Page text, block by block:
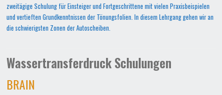
zweitägige Schulung für Einsteiger und Fortgeschrittene mit vielen Praxisbeispielen
und vertieften Grundkenntnissen der Tönungsfolien. In diesem Lehrgang gehen wir an
die schwierigsten Zonen der Autoscheiben.
Wassertransferdruck Schulungen
BRAIN